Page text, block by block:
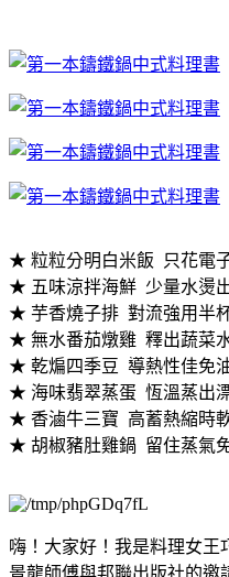
★ 粒粒分明白米飯
只花電
★ 五味涼拌海鮮 少量水燙
★ 芋香燒子排 對流強用半
★ 無水番茄燉雞 釋出蔬菜
★ 乾煸四季豆 導熱性佳免
★ 海味翡翠蒸蛋 恆溫蒸出
★ 香滷牛三寶 高蓄熱縮時
★ 胡椒豬肚雞鍋 留住蒸氣
嗨！大家好！我是料理女王
景龍師傅與邦聯出版社的邀